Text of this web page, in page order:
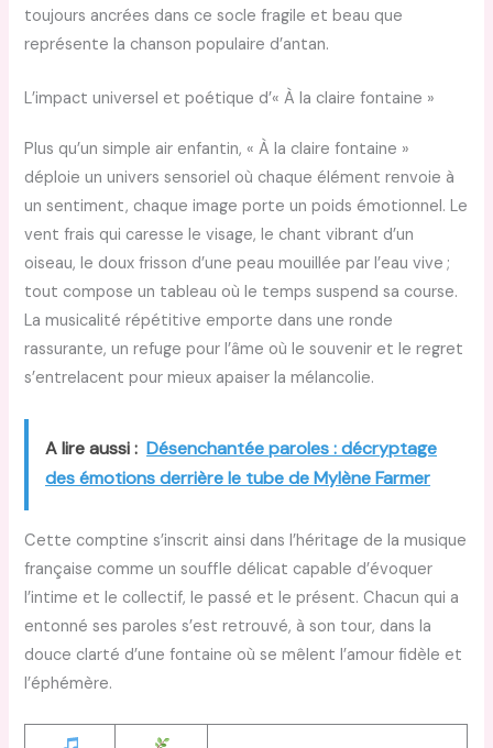
toujours ancrées dans ce socle fragile et beau que
représente la chanson populaire d’antan.
L’impact universel et poétique d’« À la claire fontaine »
Plus qu’un simple air enfantin, « À la claire fontaine »
déploie un univers sensoriel où chaque élément renvoie à
un sentiment, chaque image porte un poids émotionnel. Le
vent frais qui caresse le visage, le chant vibrant d’un
oiseau, le doux frisson d’une peau mouillée par l’eau vive ;
tout compose un tableau où le temps suspend sa course.
La musicalité répétitive emporte dans une ronde
rassurante, un refuge pour l’âme où le souvenir et le regret
s’entrelacent pour mieux apaiser la mélancolie.
A lire aussi : Désenchantée paroles : décryptage
des émotions derrière le tube de Mylène Farmer
Cette comptine s’inscrit ainsi dans l’héritage de la musique
française comme un souffle délicat capable d’évoquer
l’intime et le collectif, le passé et le présent. Chacun qui a
entonné ses paroles s’est retrouvé, à son tour, dans la
douce clarté d’une fontaine où se mêlent l’amour fidèle et
l’éphémère.